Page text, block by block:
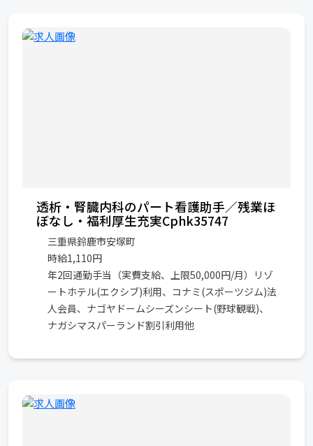
透析・腎臓内科のパート看護助手／残業ほ
ぼなし・福利厚生充実Cphk35747
三重県鈴鹿市安塚町
時給1,110円
年2回通勤手当（実費支給、上限50,000円/月）リゾ
ートホテル(エクシブ)利用、コナミ(スポーツジム)法
人会員、ナゴヤドームシーズンシート(野球観戦)、
ナガシマスパーランド割引利用他